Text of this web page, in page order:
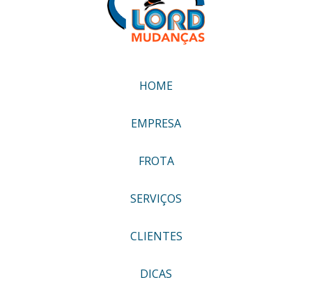
HOME
EMPRESA
FROTA
SERVIÇOS
CLIENTES
DICAS